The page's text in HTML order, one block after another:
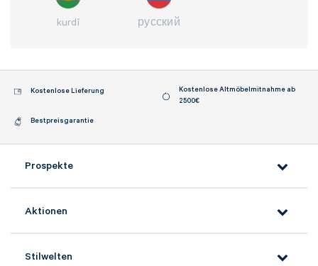
kurdî русский
Kostenlose Lieferung
Kostenlose Altmöbelmitnahme ab
2500€
Bestpreisgarantie
Prospekte
Aktionen
Stilwelten